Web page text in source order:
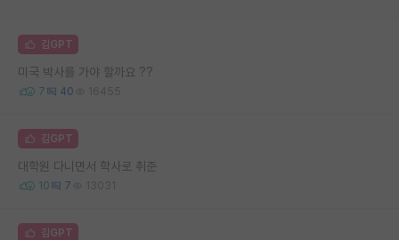
김GPT
미국 박사를 가야 할까요 ??
7 40 16455
김GPT
대학원 다니면서 학사로 취준
10 7 13031
김GPT